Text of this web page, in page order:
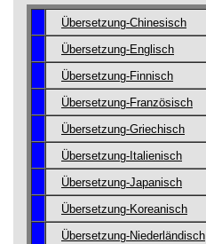
Übersetzung-Chinesisch
Übersetzung-Englisch
Übersetzung-Finnisch
Übersetzung-Französisch
Übersetzung-Griechisch
Übersetzung-Italienisch
Übersetzung-Japanisch
Übersetzung-Koreanisch
Übersetzung-Niederländisch